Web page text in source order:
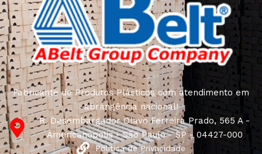
Fabricante de Produtos Plásticos com atendimento em
abrangência nacional!
R. Desembargador Olavo Ferreira Prado, 565 A -
Americanópolis - São Paulo - SP - 04427-000
Política de Privacidade